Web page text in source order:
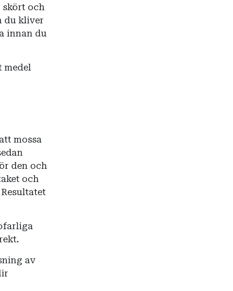
skört och
du kliver
innan du
medel
mossa
den och
och
av